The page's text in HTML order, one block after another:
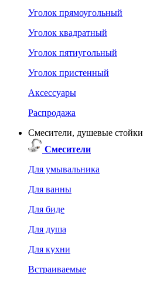
Уголок прямоугольный
Уголок квадратный
Уголок пятиугольный
Уголок пристенный
Аксессуары
Распродажа
Смесители, душевые стойки
Смесители
Для умывальника
Для ванны
Для биде
Для душа
Для кухни
Встраиваемые